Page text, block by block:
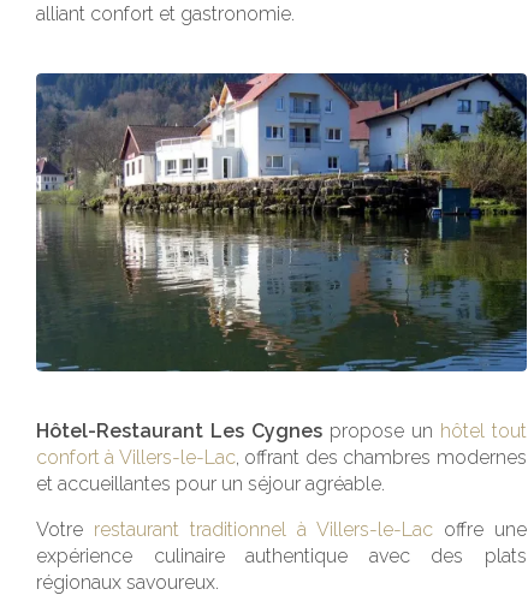
alliant confort et gastronomie.
Hôtel-Restaurant Les Cygnes propose un hôtel tout
confort à Villers-le-Lac , offrant des chambres modernes
et accueillantes pour un séjour agréable.
Votre restaurant traditionnel à Villers-le-Lac offre une
expérience culinaire authentique avec des plats
régionaux savoureux.